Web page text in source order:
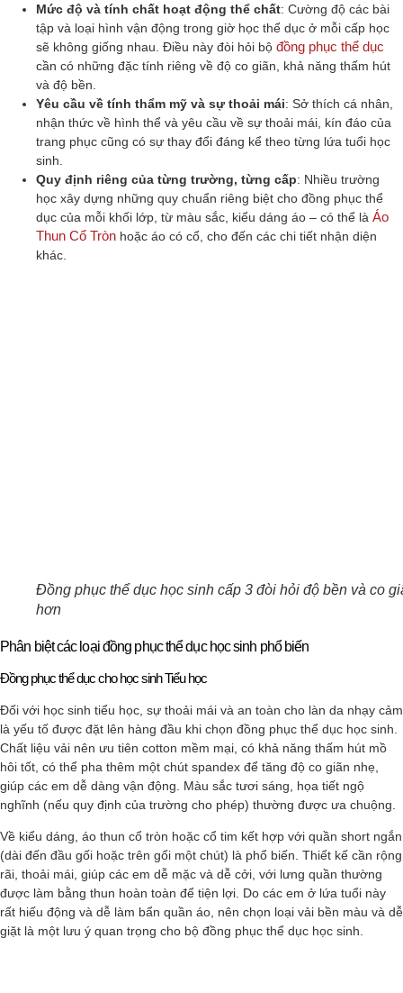
Mức độ và tính chất hoạt động thể chất: Cường độ các bài
tập và loại hình vận động trong giờ học thể dục ở mỗi cấp học
sẽ không giống nhau. Điều này đòi hỏi bộ đồng phục thể dục
cần có những đặc tính riêng về độ co giãn, khả năng thấm hút
và độ bền.
Yêu cầu về tính thẩm mỹ và sự thoải mái: Sở thích cá nhân,
nhận thức về hình thể và yêu cầu về sự thoải mái, kín đáo của
trang phục cũng có sự thay đổi đáng kể theo từng lứa tuổi học
sinh.
Quy định riêng của từng trường, từng cấp: Nhiều trường
học xây dựng những quy chuẩn riêng biệt cho đồng phục thể
dục của mỗi khối lớp, từ màu sắc, kiểu dáng áo – có thể là Áo
Thun Cổ Tròn hoặc áo có cổ, cho đến các chi tiết nhận diện
khác.
Đồng phục thể dục học sinh cấp 3 đòi hỏi độ bền và co
hơn
Phân biệt các loại đồng phục thể dục học sinh phổ biến
Đồng phục thể dục cho học sinh Tiểu học
Đối với học sinh tiểu học, sự thoải mái và an toàn cho làn da nhạy cảm
là yếu tố được đặt lên hàng đầu khi chọn đồng phục thể dục học sinh.
Chất liệu vải nên ưu tiên cotton mềm mại, có khả năng thấm hút mồ
hôi tốt, có thể pha thêm một chút spandex để tăng độ co giãn nhẹ,
giúp các em dễ dàng vận động. Màu sắc tươi sáng, họa tiết ngộ
nghĩnh (nếu quy định của trường cho phép) thường được ưa chuộng.
Về kiểu dáng, áo thun cổ tròn hoặc cổ tim kết hợp với quần short ngắn
(dài đến đầu gối hoặc trên gối một chút) là phổ biến. Thiết kế cần rộng
rãi, thoải mái, giúp các em dễ mặc và dễ cởi, với lưng quần thường
được làm bằng thun hoàn toàn để tiện lợi. Do các em ở lứa tuổi này
rất hiếu động và dễ làm bẩn quần áo, nên chọn loại vải bền màu và dễ
giặt là một lưu ý quan trọng cho bộ đồng phục thể dục học sinh.